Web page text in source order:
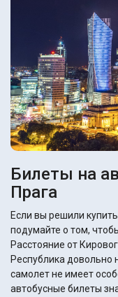
Билеты на
Прага
Если вы решили
подумайте о том,
Расстояние от
Республика довольно
самолет не имеет
автобусные билеты